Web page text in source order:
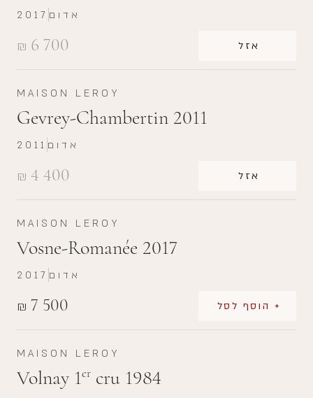
₪ 6 700 אזל
2017 אדום
MAISON LEROY
Gevrey-Chambertin 2011
₪ 4 400 אזל
2011 אדום
MAISON LEROY
Vosne-Romanée 2017
₪ 7 500 + הוסף לסל
2017 אדום
MAISON LEROY
Volnay 1er cru 1984